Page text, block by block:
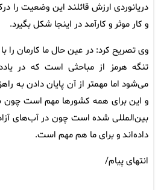
دریانوردی ارزش قائلند این وضعیت را
و کار موثر و کارآمد در اینجا شکل بگیرد.
وی تصریح کرد: در عین حال ما کارمان را
تنگه هرمز از مباحثی است که در
می‌شود اما مهمتر از آن پایان دادن به
و این برای همه کشورها مهم است چون
بین‌المللی شده است چون در آب‌های
داده‌اند و برای ما هم مهم است.
انتهای پیام/